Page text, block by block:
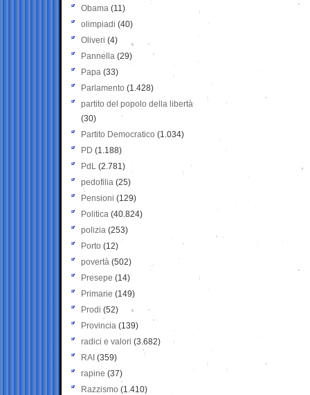
Obama (11)
olimpiadi (40)
Oliveri (4)
Pannella (29)
Papa (33)
Parlamento (1.428)
partito del popolo della libertà
(30)
Partito Democratico (1.034)
PD (1.188)
PdL (2.781)
pedofilia (25)
Pensioni (129)
Politica (40.824)
polizia (253)
Porto (12)
povertà (502)
Presepe (14)
Primarie (149)
Prodi (52)
Provincia (139)
radici e valori (3.682)
RAI (359)
rapine (37)
Razzismo (1.410)